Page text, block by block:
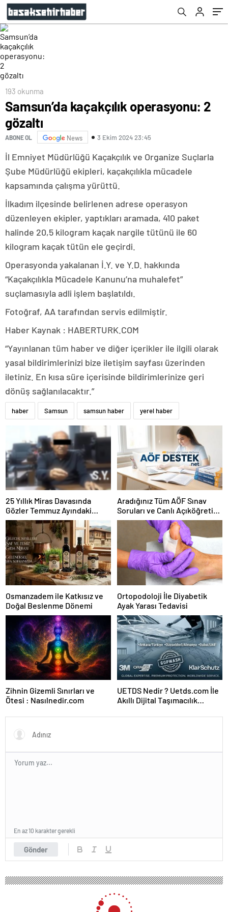
193 okunma
Samsun’da kaçakçılık operasyonu: 2
gözaltı
ABONE OL News 3 Ekim 2024 23:45
İl Emniyet Müdürlüğü Kaçakçılık ve Organize Suçlarla
Şube Müdürlüğü ekipleri, kaçakçılıkla mücadele
kapsamında çalışma yürüttü.
İlkadım ilçesinde belirlenen adrese operasyon
düzenleyen ekipler, yaptıkları aramada, 410 paket
halinde 20,5 kilogram kaçak nargile tütünü ile 60
kilogram kaçak tütün ele geçirdi.
Operasyonda yakalanan İ.Y. ve Y.D. hakkında
“Kaçakçılıkla Mücadele Kanunu’na muhalefet”
suçlamasıyla adli işlem başlatıldı.
Fotoğraf, AA tarafından servis edilmiştir.
Haber Kaynak : HABERTURK.COM
“Yayınlanan tüm haber ve diğer içerikler ile ilgili olarak
yasal bildirimlerinizi bize iletişim sayfası üzerinden
iletiniz. En kısa süre içerisinde bildirimlerinize geri
dönüş sağlanılacaktır.”
haber Samsun samsun haber yerel haber
25 Yıllık Miras Davasında
Gözler Temmuz Ayındaki
Karar Duruşmasına Çevrildi
Aradığınız Tüm AÖF Sınav
Soruları ve Canlı Açıköğretim
Forumu Burada
Osmanzadem ile Katkısız ve
Doğal Beslenme Dönemi
Ortopodoloji İle Diyabetik
Ayak Yarası Tedavisi
Zihnin Gizemli Sınırları ve
Ötesi : Nasılnedir.com
UETDS Nedir ? Uetds.com İle
Akıllı Dijital Taşımacılık
Gönder
En az 10 karakter gerekli